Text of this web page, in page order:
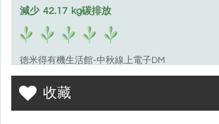
減少 42.17 kg碳排放
德米得有機生活館-中秋線上電子DM
抽出3位得獎者，每位獲得1盒中秋禮盒
收藏